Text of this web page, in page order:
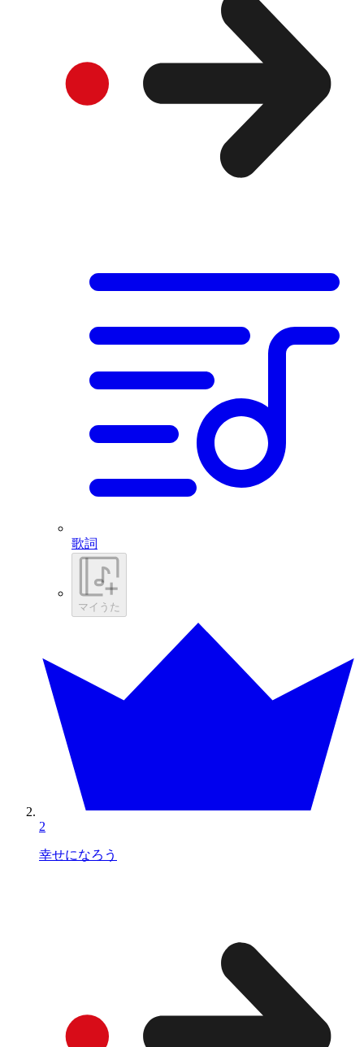
歌詞
マイうた
2
幸せになろう